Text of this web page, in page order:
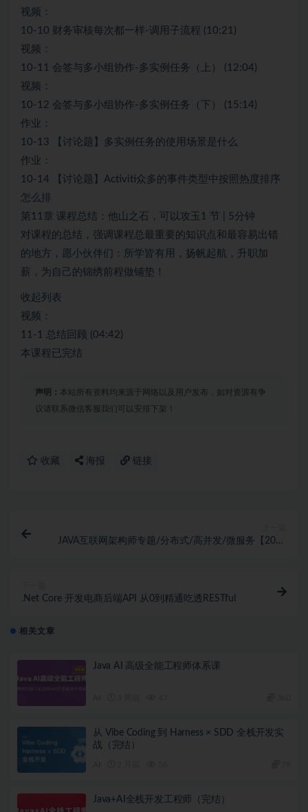
视频：
10-10 财务审核每次都一样-调用子流程 (10:21)
视频：
10-11 会签与多小组协作-多实例任务（上） (12:04)
视频：
10-12 会签与多小组协作-多实例任务（下） (15:14)
作业：
10-13 【讨论题】多实例任务的使用场景是什么
作业：
10-14 【讨论题】Activiti众多的事件类型中按照热度排序
怎么排
第11章 课程总结：他山之石，可以攻玉1 节 | 5分钟
对课程的总结，强调课程总最重要的知识点和最容易出错
的地方，愿小伙伴们：所学皆有用，扬帆起航，升职加
薪，为自己的锦绣前程做铺垫！
收起列表
视频：
11-1 总结回顾 (04:42)
本课程已完结
声明： 本站所有资料均来源于网络以及用户发布，如对资源有争
议请联系微信客服我们可以安排下架！
收藏 海报 链接
JAVA互联网架构师专题/分布式/高并发/微服务【2020
.Net Core 开发电商后端API 从0到精通吃透RESTful
相关文章
Java AI 高级全能工程师体系课
从 Vibe Coding 到 Harness × SDD 全栈开发实
战（完结）
Java+AI全栈开发工程师（完结）